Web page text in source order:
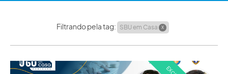
SBU NO CONSULTÓRIO
Filtrando pela tag: SBU em Casa X